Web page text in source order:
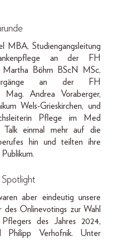
MBA, Studiengangsleitung
an der FH
Martha Böhm BScN MSc,
an der FH
Mag. Andrea Voraberger,
Wels-Grieskirchen, und
Pflege im Med
einmal mehr auf die
hin und teilten ihre
Spotlight
aber eindeutig unsere
des Onlinevotings zur Wahl
des Jahres 2024,
Philipp Verhofnik. Unter